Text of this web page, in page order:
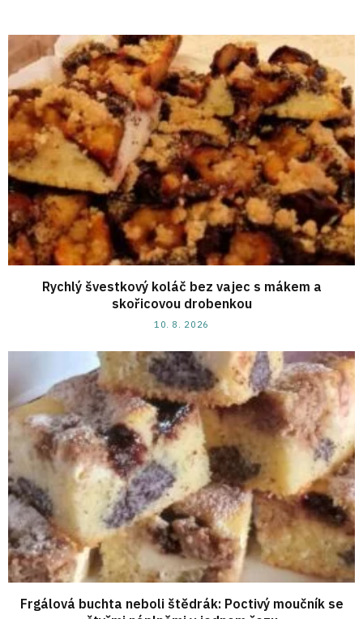
Rychlý švestkový koláč bez vajec s mákem a
skořicovou drobenkou
10. 8. 2026
Frgálová buchta neboli štědrák: Poctivý moučník se